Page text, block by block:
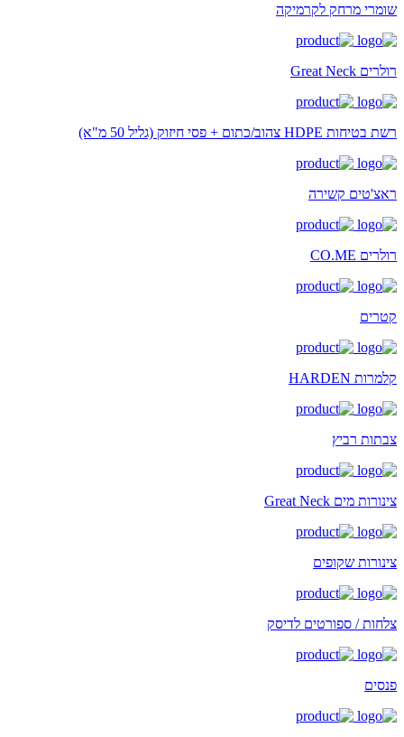
שומרי מרחק לקרמיקה
רולרים Great Neck
רשת בטיחות HDPE צהוב/כתום + פסי חיזוק (גליל 50 מ"א)
ראצ'טים קשירה
רולרים CO.ME
קטרים
קלמרות HARDEN
צבתות רביץ
צינורות מים Great Neck
צינורות שקופים
צלחות / ספורטים לדיסק
פנסים